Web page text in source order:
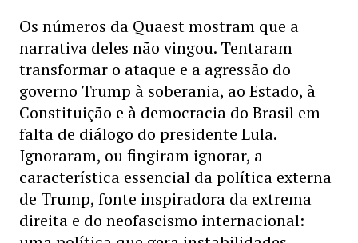
Os números da Quaest mostram que a
narrativa deles não vingou. Tentaram
transformar o ataque e a agressão do
governo Trump à soberania, ao Estado, à
Constituição e à democracia do Brasil em
falta de diálogo do presidente Lula.
Ignoraram, ou fingiram ignorar, a
característica essencial da política externa
de Trump, fonte inspiradora da extrema
direita e do neofascismo internacional: